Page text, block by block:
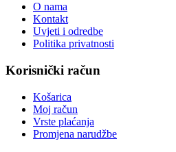
O nama
Kontakt
Uvjeti i odredbe
Politika privatnosti
Korisnički račun
Košarica
Moj račun
Vrste plaćanja
Promjena narudžbe